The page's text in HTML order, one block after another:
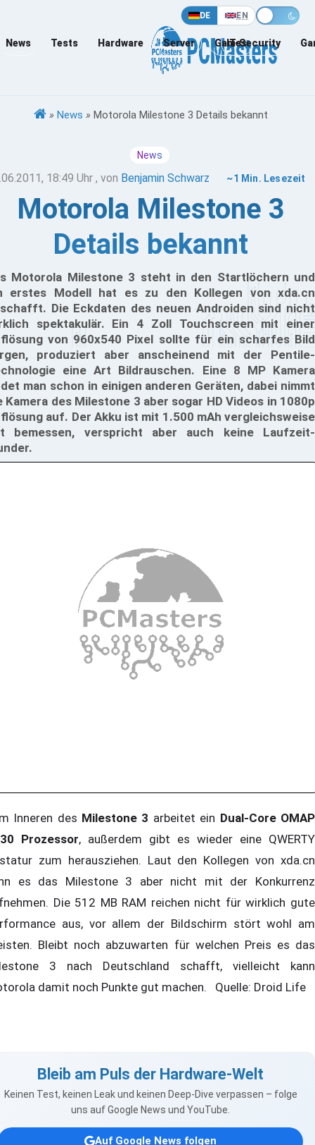
DE EN
News Tests Hardware Server Games
IT-Security
» News » Motorola Milestone 3 Details bekannt
News
18:49 Uhr , von Benjamin Schwarz ~1 Min. Lesezeit
Motorola Milestone 3
Details bekannt
Motorola Milestone 3 steht in den Startlöchern und
erstes Modell hat es zu den Kollegen von xda.cn
Die Eckdaten des neuen Androiden sind nicht
spektakulär. Ein 4 Zoll Touchscreen mit einer
von 960x540 Pixel sollte für ein scharfes Bild
produziert aber anscheinend mit der Pentile-
eine Art Bildrauschen. Eine 8 MP Kamera
man schon in einigen anderen Geräten, dabei nimmt
Kamera des Milestone 3 aber sogar HD Videos in 1080p
auf. Der Akku ist mit 1.500 mAh vergleichsweise
bemessen, verspricht aber auch keine Laufzeit-
Inneren des Milestone 3 arbeitet ein Dual-Core OMAP
Prozessor, außerdem gibt es wieder eine QWERTY
zum herausziehen. Laut den Kollegen von xda.cn
es das Milestone 3 aber nicht mit der Konkurrenz
Die 512 MB RAM reichen nicht für wirklich gute
aus, vor allem der Bildschirm stört wohl am
Bleibt noch abzuwarten für welchen Preis es das
3 nach Deutschland schafft, vielleicht kann
damit noch Punkte gut machen. Quelle: Droid Life
Bleib am Puls der Hardware-Welt
Keinen Test, keinen Leak und keinen Deep-Dive verpassen – folge
uns auf Google News und YouTube.
Auf Google News folgen